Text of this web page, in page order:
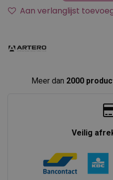
Aan verlanglijst
Meer dan 2000
Veilig